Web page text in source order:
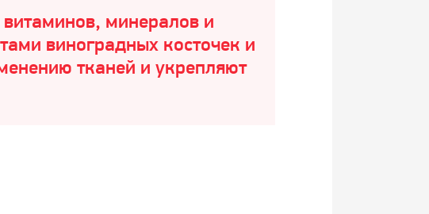
минералов и
виноградных косточек и
тканей и укрепляют